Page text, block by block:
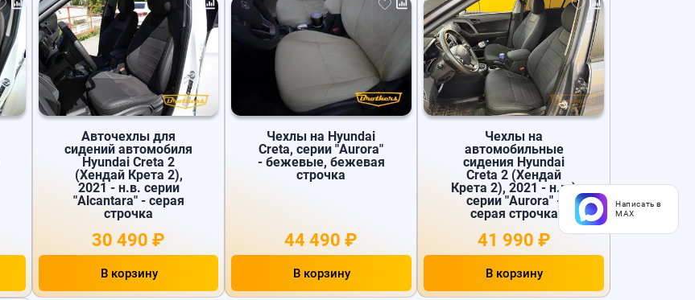
Авточехлы для
сидений автомобиля
Hyundai Creta 2
(Хендай Крета 2),
2021 - н.в. серии
"Alcantara" - серая
строчка
30 490 ₽
В корзину
Чехлы на Hyundai
Creta, серии "Aurora"
- бежевые, бежевая
строчка
44 490 ₽
В корзину
Чехлы на
автомобильные
сидения Hyundai
Creta 2 (Хендай
Крета 2), 2021 - н.в.)
серии "Aurora" -
серая строчка
41 990 ₽
В корзину
Написать в
MAX